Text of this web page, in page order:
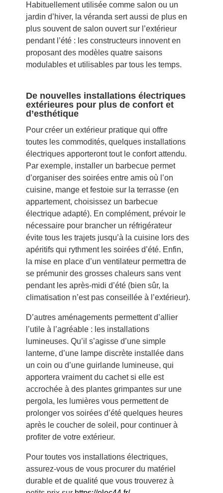
Habituellement utilisée comme salon ou un
jardin d’hiver, la véranda sert aussi de plus en
plus souvent de salon ouvert sur l’extérieur
pendant l’été : les constructeurs innovent en
proposant des modèles quatre saisons
modulables et utilisables par tous les temps.
De nouvelles installations électriques
extérieures pour plus de confort et
d’esthétique
Pour créer un extérieur pratique qui offre
toutes les commodités, quelques installations
électriques apporteront tout le confort attendu.
Par exemple, installer un barbecue permet
d’organiser des soirées entre amis où l’on
cuisine, mange et festoie sur la terrasse (en
appartement, choisissez un barbecue
électrique adapté). En complément, prévoir le
nécessaire pour brancher un réfrigérateur
évite tous les trajets jusqu’à la cuisine lors des
apéritifs qui rythment les soirées d’été. Enfin,
la mise en place d’un ventilateur permettra de
se prémunir des grosses chaleurs sans vent
pendant les après-midi d’été (bien sûr, la
climatisation n’est pas conseillée à l’extérieur).
D’autres aménagements permettent d’allier
l’utile à l’agréable : les installations
lumineuses. Qu’il s’agisse d’une simple
lanterne, d’une lampe discrète installée dans
un coin ou d’une guirlande lumineuse, qui
apportera vraiment du cachet si elle est
accrochée à des plantes grimpantes sur une
pergola, les lumières vous permettent de
prolonger vos soirées d’été quelques heures
après le coucher de soleil, pour continuer à
profiter de votre extérieur.
Pour toutes vos installations électriques,
assurez-vous de vous procurer du matériel
durable et de qualité que vous trouverez à